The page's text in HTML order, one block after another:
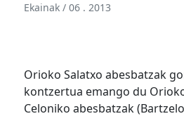
Ekainak / 06 . 2013
Orioko Salatxo abesbatzak
kontzertua emango du
Celoniko abesbatzak